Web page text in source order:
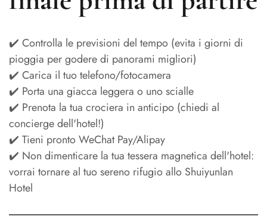
✔️ Controlla le previsioni del tempo (evita i giorni di
pioggia per godere di panorami migliori)
✔️ Carica il tuo telefono/fotocamera
✔️ Porta una giacca leggera o uno scialle
✔️ Prenota la tua crociera in anticipo (chiedi al
concierge dell'hotel!)
✔️ Tieni pronto WeChat Pay/Alipay
✔️ Non dimenticare la tua tessera magnetica dell'hotel:
vorrai tornare al tuo sereno rifugio allo Shuiyunlan
Hotel